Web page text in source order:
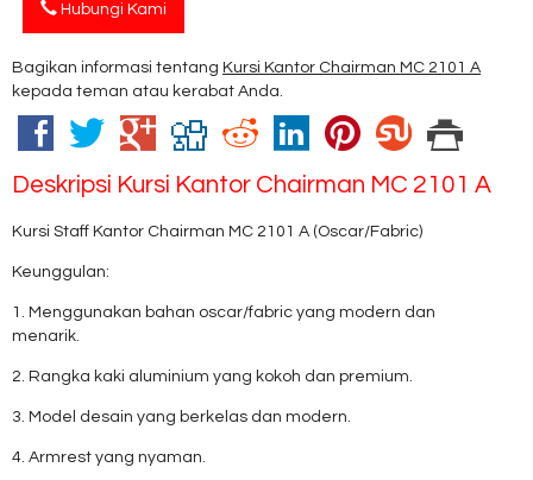
Hubungi Kami
Bagikan informasi tentang Kursi Kantor Chairman MC 2101 A
kepada teman atau kerabat Anda.
Deskripsi Kursi Kantor Chairman MC 2101 A
Kursi Staff Kantor Chairman MC 2101 A (Oscar/Fabric)
Keunggulan:
1. Menggunakan bahan oscar/fabric yang modern dan
menarik.
2. Rangka kaki aluminium yang kokoh dan premium.
3. Model desain yang berkelas dan modern.
4. Armrest yang nyaman.